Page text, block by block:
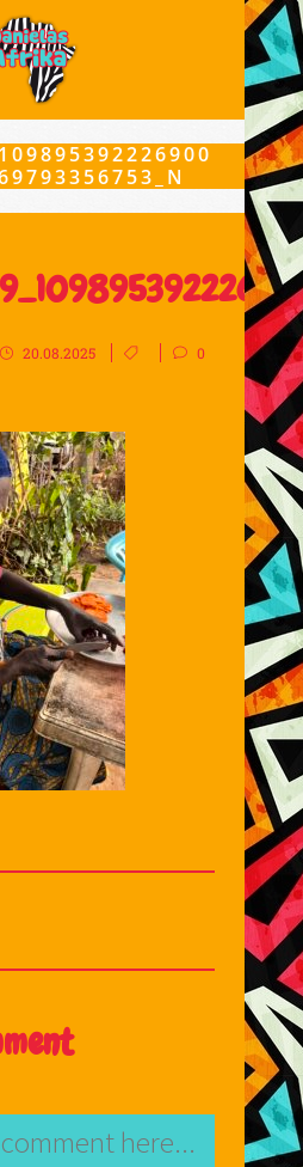
20.08.2025
0